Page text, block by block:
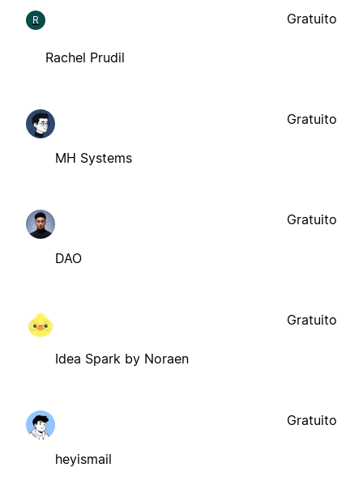
R
Rachel Prudil
Gratuito
MH Systems
Gratuito
DAO
Gratuito
Idea Spark by Noraen
Gratuito
heyismail
Gratuito